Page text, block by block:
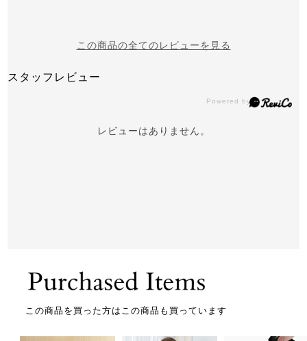
この商品の全てのレビューを見る
スタッフレビュー
レビューはありません。
この商品を買った方はこの商品も買っています